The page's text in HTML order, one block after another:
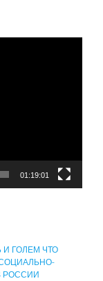
01:19:01
И ГОЛЕМ ЧТО
РОССИИ